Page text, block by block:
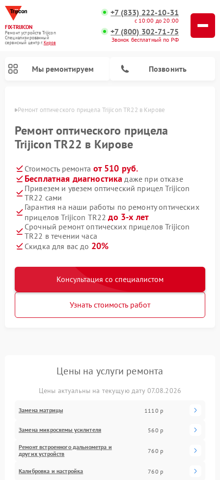
FIX-TRIJICON
Ремонт устройств Trijicon
Специализированный
cервисный центр г.Киров
+7 (833) 222-10-31
с 10:00 до 20:00
+7 (800) 302-71-75
Звонок бесплатный по РФ
Мы ремонтируем Позвонить
Ремонт оптического прицела Trijicon TR22 в Кирове
Ремонт оптического прицела
Trijicon TR22 в Кирове
Стоимость ремонта от 510 руб.
Бесплатная диагностика даже при отказе
Привезем и увезем оптический прицел Trijicon
TR22 сами
Гарантия на наши работы по ремонту оптических
прицелов Trijicon TR22до 3-х лет
Срочный ремонт оптических прицелов Trijicon
TR22 в течении часа
Скидка для вас до 20%
Консультация со специалистом
Узнать стоимость работ
Цены на услуги ремонта
Цены актуальны на текущую дату 07.08.2026
Замена матрицы 1110 р
Замена микросхемы усилителя 560 р
Ремонт встроенного дальнометра и
других устройств
760 р
Калибровка и настройка 760 р